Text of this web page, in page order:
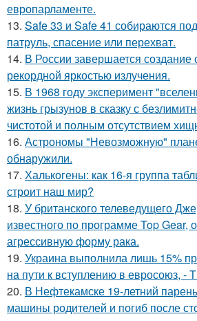
европарламенте.
13. Safe 33 и Safe 41 собираются
патруль, спасение или перехват.
14. В России завершается создание
рекордной яркостью излучения.
15. В 1968 году эксперимент
жизнь грызунов в сказку с
чистотой и полным отсутствием
16. Астрономы "Невозможную"
обнаружили.
17. Халькогены: как 16-я группа
строит наш мир?
18. У британского телеведущего
известного по программе Top Gear,
агрессивную форму рака.
19. Украина выполнила лишь 15%
на пути к вступлению в евросоюз, -
20. В Нефтекамске 19-летний
машины родителей и погиб после